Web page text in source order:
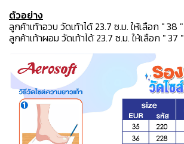
ตัวอย่าง
ลูกค้าเท้าอวบ วัดเท้าได้ 23.7 ซ.ม. ให้เลือก " 38 "
ลูกค้าเท้าผอม วัดเท้าได้ 23.7 ซ.ม. ให้เลือก " 37 "